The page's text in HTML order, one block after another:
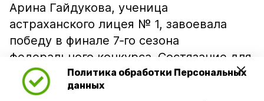
Политика обработки Персональных
данных
Арина Гайдукова, ученица
астраханского лицея № 1, завоевала
победу в финале 7‑го сезона
федерального конкурса. Состязание для
учащихся 5–7 классов проходило
в Красноярске.